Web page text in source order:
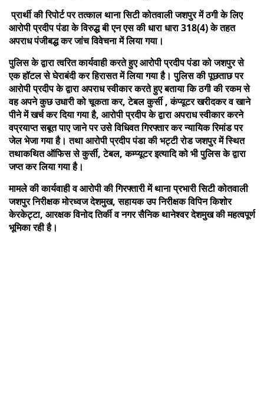
प्रार्थी की रिपोर्ट पर तत्काल थाना सिटी कोतवाली जशपुर में ठगी के लिए
आरोपी प्रदीप पंडा के विरुद्ध बी एन एस की धारा धारा 318(4) के तहत
अपराध पंजीबद्ध कर जांच विवेचना में लिया गया।
पुलिस के द्वारा त्वरित कार्यवाही करते हुए आरोपी प्रदीप पंडा को जशपुर से
एक हॉटल से घेराबंदी कर हिरासत में लिया गया है। पुलिस की पूछताछ पर
आरोपी प्रदीप के द्वारा अपराध स्वीकार करते हुए बताया कि ठगी की रकम से
वह अपने कुछ उधारी को चूकता कर, टेबल कुर्सी , कंप्यूटर खरीदकर व खाने
पीने में खर्च कर दिया गया है, आरोपी प्रदीप के द्वारा अपराध स्वीकार करने
वप्रयाप्त सबूत पाए जाने पर उसे विधिवत गिरफ्तार कर न्यायिक रिमांड पर
जेल भेजा गया है। तथा आरोपी प्रदीप पंडा की भट्टी रोड जशपुर में स्थित
तथाकथित ऑफिस से कुर्सी, टेबल, कम्प्यूटर इत्यादि को भी पुलिस के द्वारा
जप्त कर लिया गया है।
मामले की कार्यवाही व आरोपी की गिरफ्तारी में थाना प्रभारी सिटी कोतवाली
जशपुर निरीक्षक मोरध्वज देशमुख, सहायक उप निरीक्षक विपिन किशोर
केरकेट्टा, आरक्षक विनोद तिर्की व नगर सैनिक थानेश्वर देशमुख की महत्वपूर्ण
भूमिका रही है।